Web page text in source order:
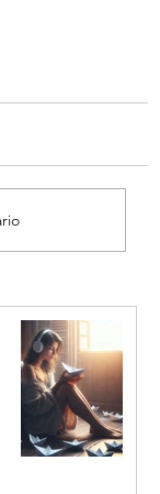
Ponte
muda
e